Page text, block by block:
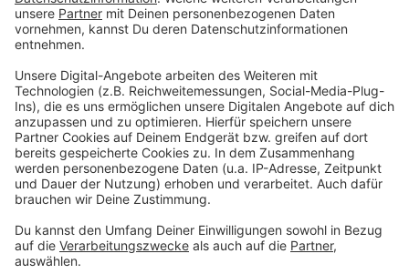
Anzeige
Viele Menschen werden am Donnerstag um 11 Uhr
eine Warnmeldung direkt auf ihrem Handy bekommen.
Möglich macht das die sogenannteCell-Broadcast-
Technik.
Dabei senden Mobilfunkanbieter eine Warnung an alle
Smartphones, die in einer bestimmten Funkzelle
auf dem Display und gibt einenlauten Signalton ab -
selbst wenn das Handy eigentlich stumm